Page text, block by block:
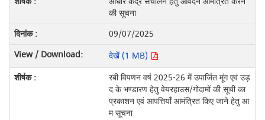
की सूचना
09/07/2025
देखें (1 MB)
रबी विपणन वर्ष 2025-26 में उपार्जित मूंग एवं उड़
द के भण्डारण हेतु वेयरहाउस/गोदामों की सूची का
प्रकाशन एवं आपत्तियाँ आमंत्रित किए जाने हेतु आ
म सूचना